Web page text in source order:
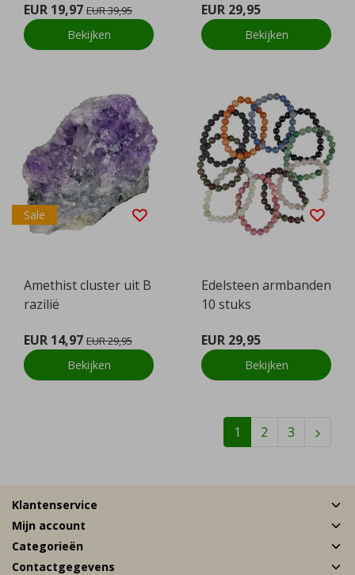
EUR 19,97 EUR 39,95
Bekijken
EUR 29,95
Bekijken
Sale
Amethist cluster uit B
razilië
EUR 14,97 EUR 29,95
Bekijken
Edelsteen armbanden
10 stuks
EUR 29,95
Bekijken
1 2 3
Klantenservice
Mijn account
Categorieën
Contactgegevens